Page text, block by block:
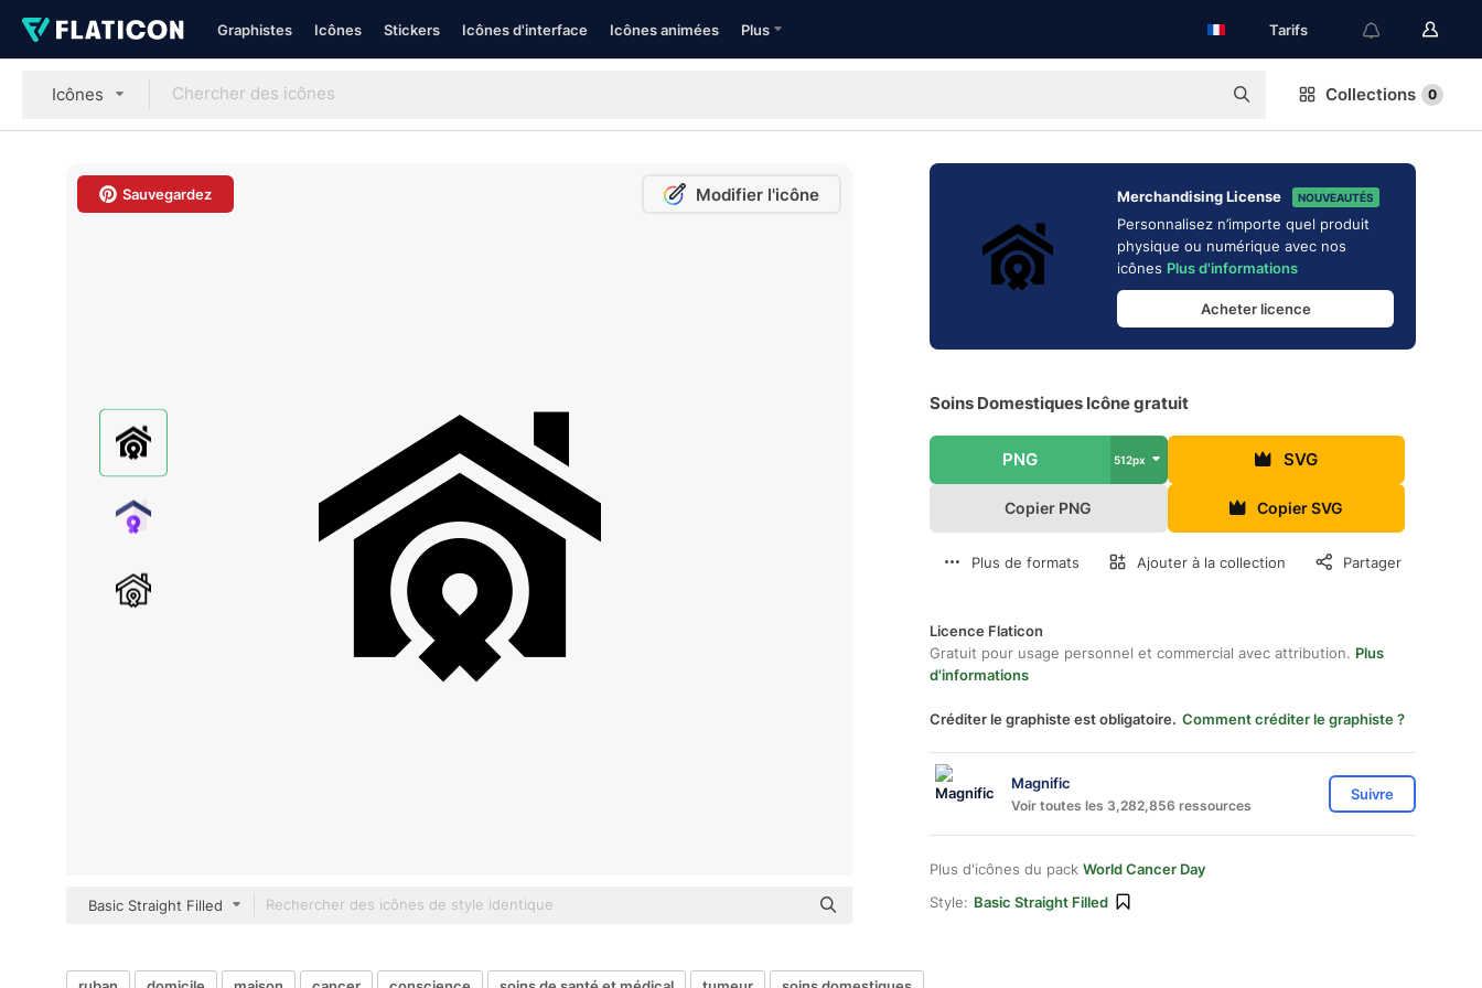
Graphistes Icônes Stickers Icônes d'interface Icônes animées Plus Tarifs
Icônes Collections 0
Sauvegardez Modifier l'icône
Basic Straight Filled
Merchandising License NOUVEAUTÉS
Personnalisez n’importe quel produit
physique ou numérique avec nos
icônes Plus d'informations
Acheter licence
Soins Domestiques Icône gratuit
PNG 512px SVG
Copier PNG Copier SVG
Plus de formats Ajouter à la collection Partager
Licence Flaticon
Gratuit pour usage personnel et commercial avec attribution. Plus
d'informations
Créditer le graphiste est obligatoire. Comment créditer le graphiste ?
Magnific
Voir toutes les 3,282,856 ressources
Suivre
Plus d'icônes du pack World Cancer Day
Style: Basic Straight Filled